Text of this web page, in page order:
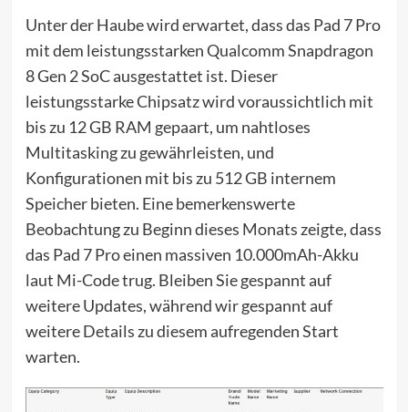
Unter der Haube wird erwartet, dass das Pad 7 Pro
mit dem leistungsstarken Qualcomm Snapdragon
8 Gen 2 SoC ausgestattet ist. Dieser
leistungsstarke Chipsatz wird voraussichtlich mit
bis zu 12 GB RAM gepaart, um nahtloses
Multitasking zu gewährleisten, und
Konfigurationen mit bis zu 512 GB internem
Speicher bieten. Eine bemerkenswerte
Beobachtung zu Beginn dieses Monats zeigte, dass
das Pad 7 Pro einen massiven 10.000mAh-Akku
laut Mi-Code trug. Bleiben Sie gespannt auf
weitere Updates, während wir gespannt auf
weitere Details zu diesem aufregenden Start
warten.